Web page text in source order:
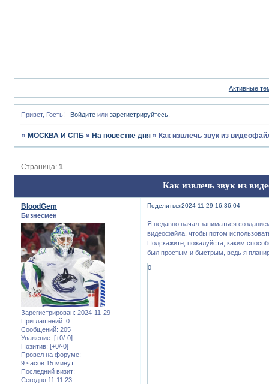
Активные
Привет, Гость! Войдитеили зарегистрируйтесь.
» МОСКВА И СПБ » На повестке дня » Как извлечь звук из
Как извлечь звук из
Страница:1
Поделиться2024-11-29 16:36:04
BloodGem
Бизнесмен
Зарегистрирован: 2024-11-29
Приглашений: 0
Сообщений: 205
Уважение: [+0/-0]
Позитив: [+0/-0]
Провел на форуме:
9 часов 15 минут
Последний визит:
Сегодня 11:11:23
Я недавно начал заниматься
видеофайла, чтобы потом
Подскажите, пожалуйста, каким
был простым и быстрым, ведь я
0